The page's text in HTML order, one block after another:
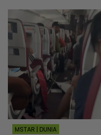
MSTAR | DUNIA